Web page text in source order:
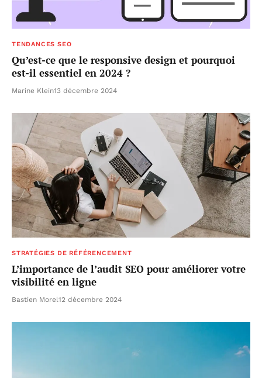
TENDANCES SEO
Qu’est-ce que le responsive design et pourquoi
est-il essentiel en 2024 ?
Marine Klein13 décembre 2024
STRATÉGIES DE RÉFÉRENCEMENT
L’importance de l’audit SEO pour améliorer votre
visibilité en ligne
Bastien Morel12 décembre 2024